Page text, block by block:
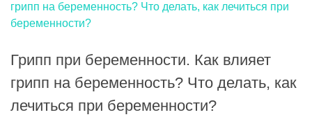
грипп на беременность? Что делать, как лечиться при
беременности?
Грипп при беременности. Как влияет
грипп на беременность? Что делать, как
лечиться при беременности?